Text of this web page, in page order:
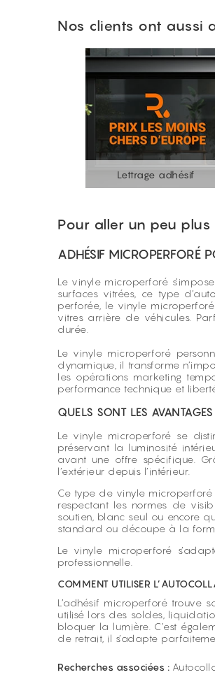
Nos clients ont aussi
Lettrage adhésif
Pour aller un peu plus
ADHÉSIF MICROPERFORÉ
Le vinyle microperforé
surfaces vitrées, ce type
perforée, le vinyle
vitres arrière de véhicules.
durée.
Le vinyle microperforé
dynamique, il transforme
les opérations marketing
performance technique et
QUELS SONT LES
Le vinyle microperforé se
préservant la luminosité
avant une offre spécifique.
l’extérieur depuis l’intérieur.
Ce type de vinyle microperforé
respectant les normes de
soutien, blanc seul ou encore
standard ou découpe à la
Le vinyle microperforé
professionnelle.
COMMENT UTILISER
L’adhésif microperforé trouve
utilisé lors des soldes,
bloquer la lumière. C’est
de retrait, il s’adapte
Recherches associées :